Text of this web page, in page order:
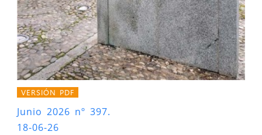
VERSIÓN PDF
Junio 2026 nº 397.
18-06-26